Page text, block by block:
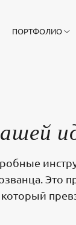
ПОРТФОЛИО
Это
который